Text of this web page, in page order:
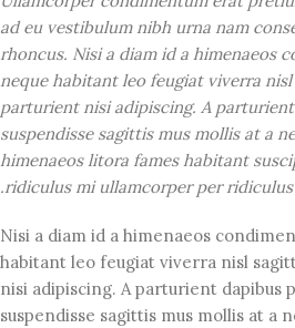
ad eu vestibulum nibh urna nam
rhoncus. Nisi a diam id a himenaeos
neque habitant leo feugiat viverra
parturient nisi adipiscing. A
suspendisse sagittis mus mollis at a
himenaeos litora fames habitant
ridiculus mi ullamcorper per
Nisi a diam id a himenaeos
habitant leo feugiat viverra nisl
nisi adipiscing. A parturient dapibus
suspendisse sagittis mus mollis at a